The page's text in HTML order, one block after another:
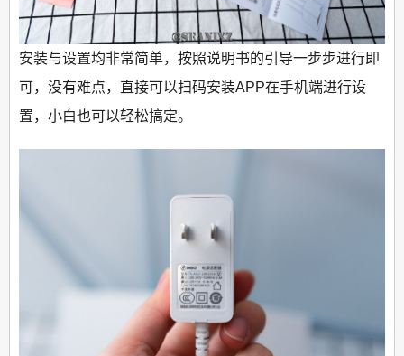
安装与设置均非常简单，按照说明书的引导一步步进行即
可，没有难点，直接可以扫码安装APP在手机端进行设
置，小白也可以轻松搞定。